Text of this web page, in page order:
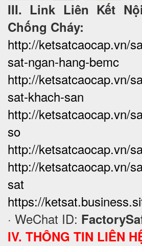
III. Link Liên Kết
Chống Cháy:
http://ketsatcaocap.vn/
sat-ngan-hang-bemc
http://ketsatcaocap.vn/
sat-khach-san
http://ketsatcaocap.vn/
so
http://ketsatcaocap.vn/
http://ketsatcaocap.vn/
sat
https://
· WeChat ID:
IV. THÔNG TIN LIÊN